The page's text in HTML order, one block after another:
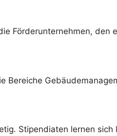
Förderunternehmen,
Bereiche
Stipendiaten lernen